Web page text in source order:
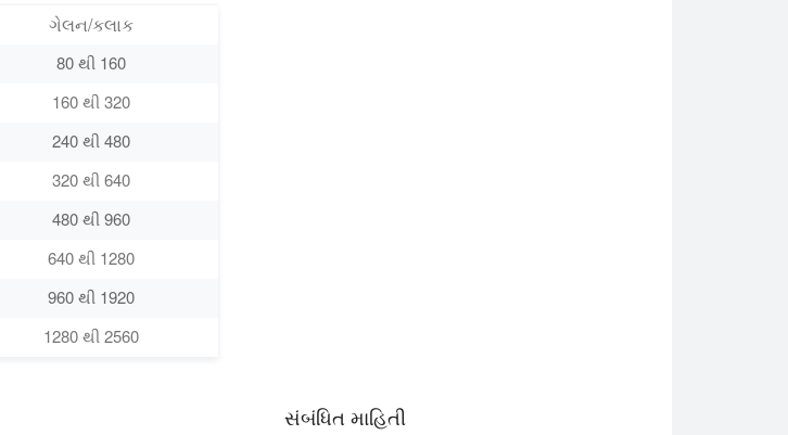
ગેલન/કલાક
80 થી 160
160 થી 320
240 થી 480
320 થી 640
480 થી 960
640 થી 1280
960 થી 1920
1280 થી 2560
સંબંધિત માહિતી